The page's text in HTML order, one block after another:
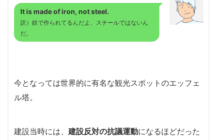
It is made of iron, not steel.
訳）鉄で作られてるんだよ、スチールではないん
だ。
今となっては世界的に有名な観光スポットのエッフェ
ル塔。
建設当時には、 建設反対の抗議運動になるほどだった